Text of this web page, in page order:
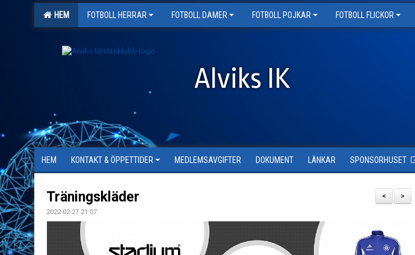
HEM FOTBOLL HERRAR FOTBOLL DAMER FOTBOLL POJKAR FOTBOLL FLICKOR
Alviks IK
HEM KONTAKT & ÖPPETTIDER MEDLEMSAVGIFTER DOKUMENT LÄNKAR SPONSORHUSET
>
<
Träningskläder
2022-02-27 21:07